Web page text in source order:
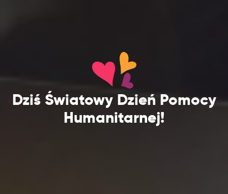
Dziś Światowy Dzień Pomocy
Humanitarnej!